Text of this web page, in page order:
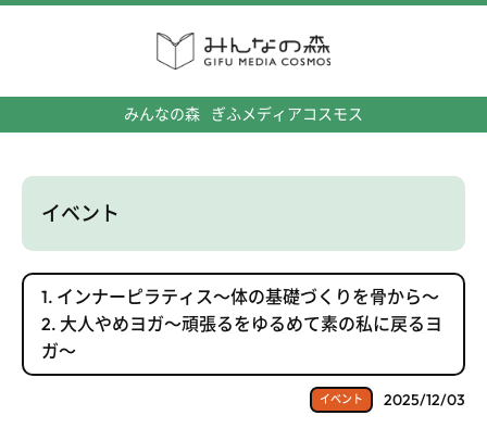
みんなの森 ぎふメディアコスモス
イベント
1. インナーピラティス～体の基礎づくりを骨から～
2. 大人やめヨガ～頑張るをゆるめて素の私に戻るヨ
ガ～
イベント 2025/12/03